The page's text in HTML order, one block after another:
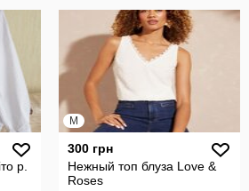
р.
M
300 грн
Нежный топ блуза Love &
Roses